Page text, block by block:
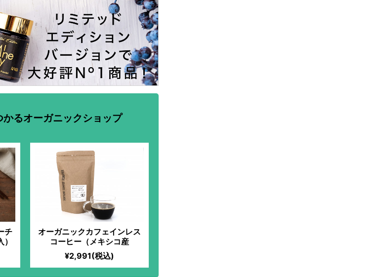
るオーガニックショップ
チ
オーガニックカフェインレス
コーヒー（メキシコ産
¥2,991(税込)